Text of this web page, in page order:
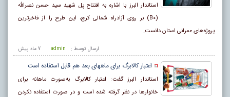
استاندار البرز با اشاره به افتتاح پل شهید سید حسن نصرالله
(B0) بر روی آزادراه شمالی کرج، این طرح را از فاخرترین
پروژه‌های عمرانی استان دانست.
7 ماه پيش ارسال توسط : admin
اعتبار کالابرگ برای ماههای بعد هم قابل استفاده است
استاندار البرز گفت: اعتبار کالابرگ به‌صورت ماهانه برای
خانوار‌ها در نظر گرفته شده است و در صورت استفاده نکردن